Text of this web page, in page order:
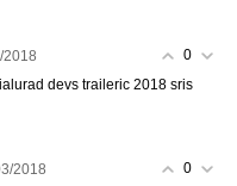
0
2018
devs traileric 2018 sris
0
2018